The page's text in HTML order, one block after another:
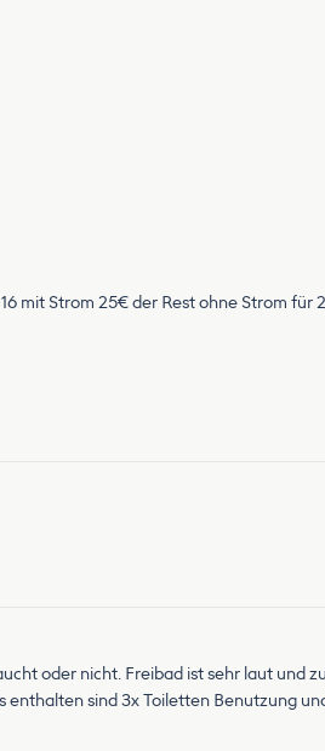
mit Strom 25€ der Rest ohne Strom für
oder nicht. Freibad ist sehr laut und
sind 3x Toiletten Benutzung